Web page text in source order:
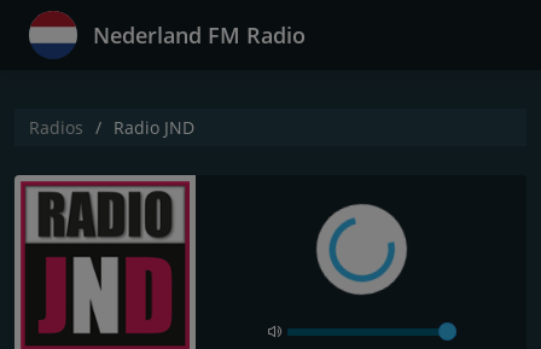
Nederland FM Radio
Radios Radio JND